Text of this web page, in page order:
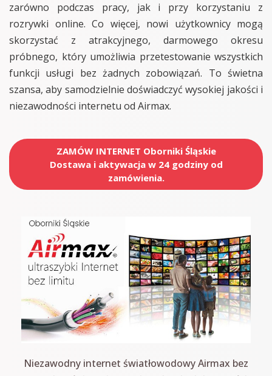
zarówno podczas pracy, jak i przy korzystaniu z
rozrywki online. Co więcej, nowi użytkownicy mogą
skorzystać z atrakcyjnego, darmowego okresu
próbnego, który umożliwia przetestowanie wszystkich
funkcji usługi bez żadnych zobowiązań. To świetna
szansa, aby samodzielnie doświadczyć wysokiej jakości i
niezawodności internetu od Airmax.
ZAMÓW INTERNET Oborniki Śląskie
Dostawa i aktywacja w 24 godziny od
zamówienia.
Niezawodny internet światłowodowy Airmax bez